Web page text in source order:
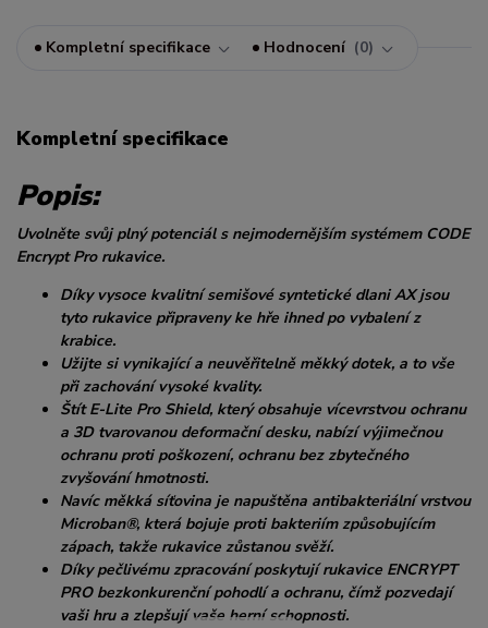
Kompletní specifikace Hodnocení 0
Kompletní specifikace
Popis:
Uvolněte svůj plný potenciál s nejmodernějším systémem CODE
Encrypt Pro rukavice.
Díky vysoce kvalitní semišové syntetické dlani AX jsou
tyto rukavice připraveny ke hře ihned po vybalení z
krabice.
Užijte si vynikající a neuvěřitelně měkký dotek, a to vše
při zachování vysoké kvality.
Štít E-Lite Pro Shield, který obsahuje vícevrstvou ochranu
a 3D tvarovanou deformační desku, nabízí výjimečnou
ochranu proti poškození, ochranu bez zbytečného
zvyšování hmotnosti.
Navíc měkká síťovina je napuštěna antibakteriální vrstvou
Microban®, která bojuje proti bakteriím způsobujícím
zápach, takže rukavice zůstanou svěží.
Díky pečlivému zpracování poskytují rukavice ENCRYPT
PRO bezkonkurenční pohodlí a ochranu, čímž pozvedají
vaši hru a zlepšují vaše herní schopnosti.